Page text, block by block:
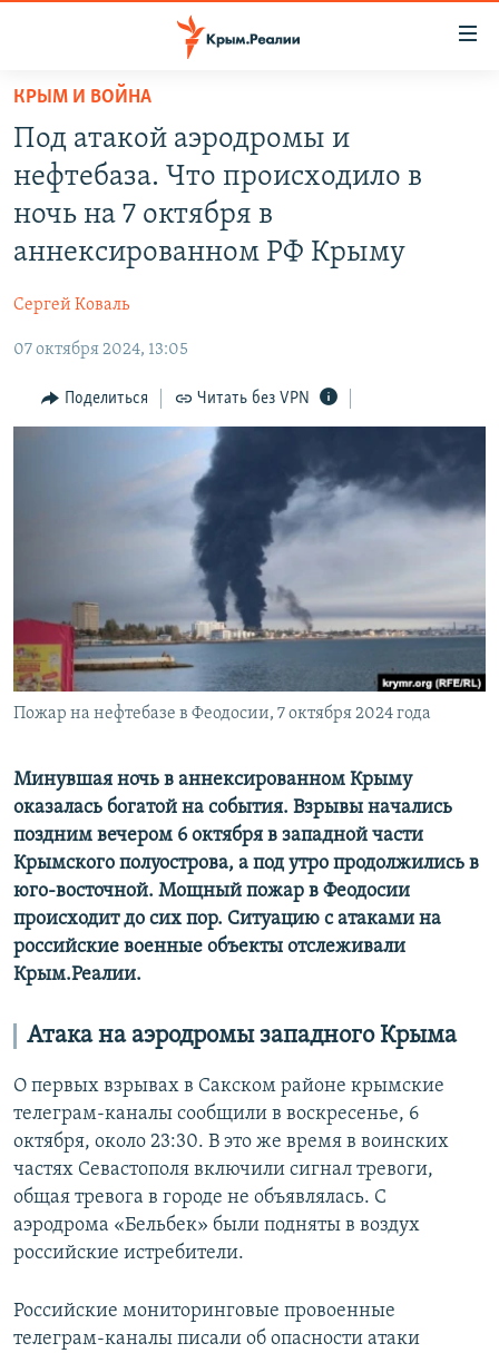
Вернуться
основному
содержанию
Вернутся
главной
Вернутся
СПЕЦПРОЕКТЫ
КАРТА ВОЕННЫХ ОБЪЕКТОВ КРЫМА
ВОДА
ИНФОГРАФИКА
ТЕЛЕПРОЕКТ КРЫМ.РЕАЛИИ
СОВЕТЫ ПРАВОЗАЩИТНИКОВ
ПОБЕДИТЕЛЕЙ НЕ СУДЯТ?
КРЫМ.НЕПОКОРЕННЫЙ
ELIFBE
УКРАИНСКАЯ ПРОБЛЕМА КРЫМА
РАДІО СВОБОДА
КАК ОБОЙТИ БЛОКИРОВКУ
Все сайты RFE/RL
КРЫМ И ВОЙНА
Под атакой аэродромы и
нефтебаза. Что происходило в
ночь на 7 октября в
аннексированном РФ Крыму
Сергей Коваль
07 октября 2024, 13:05
Поделиться Читать без VPN
Пожар на нефтебазе в Феодосии, 7 октября 2024 года
Минувшая ночь в аннексированном Крыму
оказалась богатой на события. Взрывы начались
поздним вечером 6 октября в западной части
Крымского полуострова, а под утро продолжились в
юго-восточной. Мощный пожар в Феодосии
происходит до сих пор. Ситуацию с атаками на
российские военные объекты отслеживали
Крым.Реалии.
Атака на аэродромы западного Крыма
О первых взрывах в Сакском районе крымские
телеграм-каналы сообщили в воскресенье, 6
октября, около 23:30. В это же время в воинских
частях Севастополя включили сигнал тревоги,
общая тревога в городе не объявлялась. С
аэродрома «Бельбек» были подняты в воздух
российские истребители.
Российские мониторинговые провоенные
телеграм-каналы писали об опасности атаки